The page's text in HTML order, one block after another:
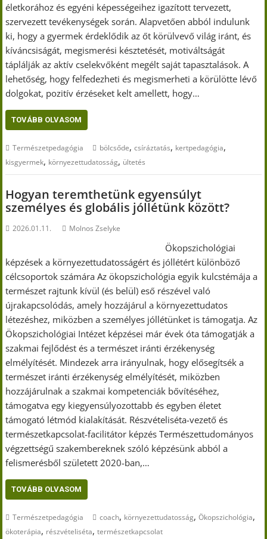
életkorához és egyéni képességeihez igazított tervezett,
szervezett tevékenységek során. Alapvetően abból indulunk
ki, hogy a gyermek érdeklődik az őt körülvevő világ iránt, és
kíváncsiságát, megismerési késztetését, motiváltságát
táplálják az aktív cselekvőként megélt saját tapasztalások. A
lehetőség, hogy felfedezheti és megismerheti a körülötte lévő
dolgokat, pozitív érzéseket kelt amellett, hogy…
TOVÁBB OLVASOM
Természetpedagógia bölcsőde,csíráztatás, kertpedagógia,
kisgyermek, környezettudatosság, ültetés
Hogyan teremthetünk egyensúlyt
személyes és globális jóllétünk között?
2026.01.11. Molnos Zselyke
Ökopszichológiai
képzések a környezettudatosságért és jóllétért különböző
célcsoportok számára Az ökopszichológia egyik kulcstémája a
természet rajtunk kívül (és belül) eső részével való
újrakapcsolódás, amely hozzájárul a környezettudatos
létezéshez, miközben a személyes jóllétünket is támogatja. Az
Ökopszichológiai Intézet képzései már évek óta támogatják a
szakmai fejlődést és a természet iránti érzékenység
elmélyítését. Mindezek arra irányulnak, hogy elősegítsék a
természet iránti érzékenység elmélyítését, miközben
hozzájárulnak a szakmai kompetenciák bővítéséhez,
támogatva egy kiegyensúlyozottabb és egyben életet
támogató létmód kialakítását. Részvételiséta-vezető és
természetkapcsolat-facilitátor képzés Természettudományos
végzettségű szakembereknek szóló képzésünk abból a
felismerésből született 2020-ban,…
TOVÁBB OLVASOM
Természetpedagógia coach, környezettudatosság,Ökopszichológia,
ökoterápia, részvételiséta,természetkapcsolat